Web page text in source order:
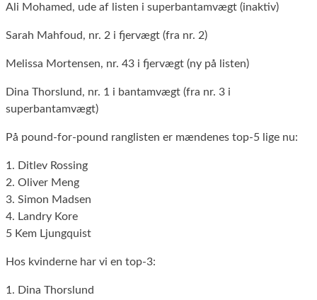
Ali Mohamed, ude af listen i superbantamvægt (inaktiv)
Sarah Mahfoud, nr. 2 i fjervægt (fra nr. 2)
Melissa Mortensen, nr. 43 i fjervægt (ny på listen)
Dina Thorslund, nr. 1 i bantamvægt (fra nr. 3 i
superbantamvægt)
På pound-for-pound ranglisten er mændenes top-5 lige nu:
1. Ditlev Rossing
2. Oliver Meng
3. Simon Madsen
4. Landry Kore
5 Kem Ljungquist
Hos kvinderne har vi en top-3:
1. Dina Thorslund